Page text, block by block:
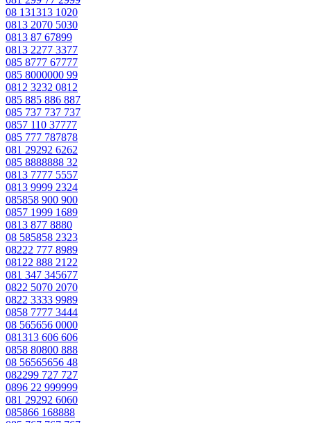
08 131313 1020
0813 2070 5030
0813 87 67899
0813 2277 3377
085 8777 67777
085 8000000 99
0812 3232 0812
085 885 886 887
085 737 737 737
0857 110 37777
085 777 787878
081 29292 6262
085 8888888 32
0813 7777 5557
0813 9999 2324
085858 900 900
0857 1999 1689
0813 877 8880
08 585858 2323
08222 777 8989
08122 888 2122
081 347 345677
0822 5070 2070
0822 3333 9989
0858 7777 3444
08 565656 0000
081313 606 606
0858 80800 888
08 56565656 48
082299 727 727
0896 22 999999
081 29292 6060
085866 168888